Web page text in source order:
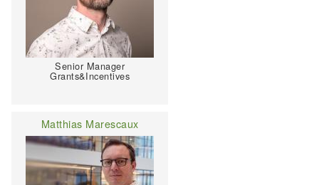
Senior Manager
Grants&Incentives
Matthias Marescaux